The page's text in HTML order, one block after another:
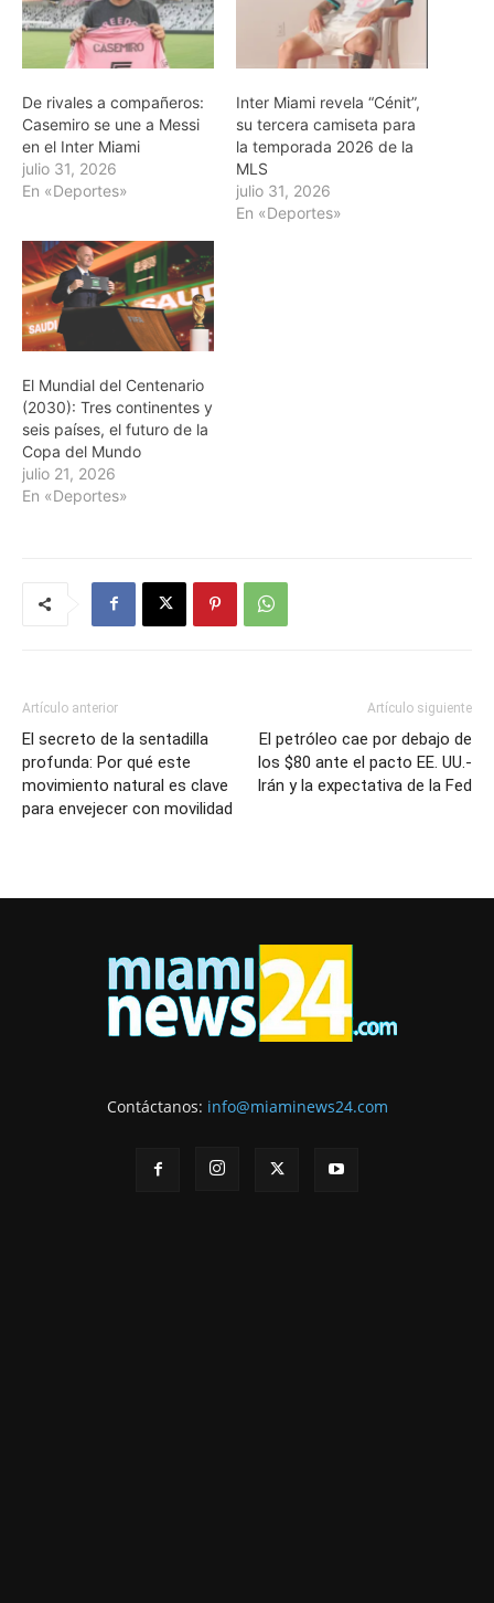
De rivales a compañeros:
Casemiro se une a Messi
en el Inter Miami
julio 31, 2026
En «Deportes»
Inter Miami revela “Cénit”,
su tercera camiseta para
la temporada 2026 de la
MLS
julio 31, 2026
En «Deportes»
El Mundial del Centenario
(2030): Tres continentes y
seis países, el futuro de la
Copa del Mundo
julio 21, 2026
En «Deportes»
Artículo anterior
El secreto de la sentadilla
profunda: Por qué este
movimiento natural es clave
para envejecer con movilidad
Artículo siguiente
El petróleo cae por debajo de
los $80 ante el pacto EE. UU.-
Irán y la expectativa de la Fed
Contáctanos: info@miaminews24.com